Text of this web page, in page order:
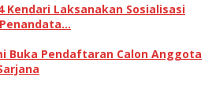
Kendari Laksanakan Sosialisasi
Penandata…
Buka Pendaftaran Calon Anggota